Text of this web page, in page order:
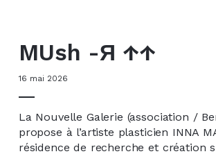
MUsh -Я ↑↑
16 mai 2026
La Nouvelle Galerie (association /
propose à l’artiste plasticien INNA
résidence de recherche et création